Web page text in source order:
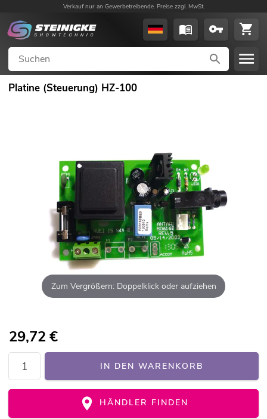
Verkauf nur an Gewerbetreibende. Preise zzgl. MwSt.
Platine (Steuerung) HZ-100
Zum Vergrößern: Doppelklick oder aufziehen
29,72 €
IN DEN WARENKORB
HÄNDLER FINDEN